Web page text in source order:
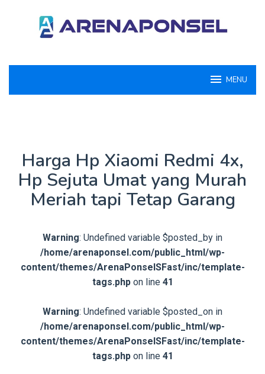
MENU
Harga Hp Xiaomi Redmi 4x,
Hp Sejuta Umat yang Murah
Meriah tapi Tetap Garang
Warning: Undefined variable $posted_by in
/home/arenaponsel.com/public_html/wp-
content/themes/ArenaPonselSFast/inc/template-
tags.phpon line 41
Warning: Undefined variable $posted_on in
/home/arenaponsel.com/public_html/wp-
content/themes/ArenaPonselSFast/inc/template-
tags.phpon line 41